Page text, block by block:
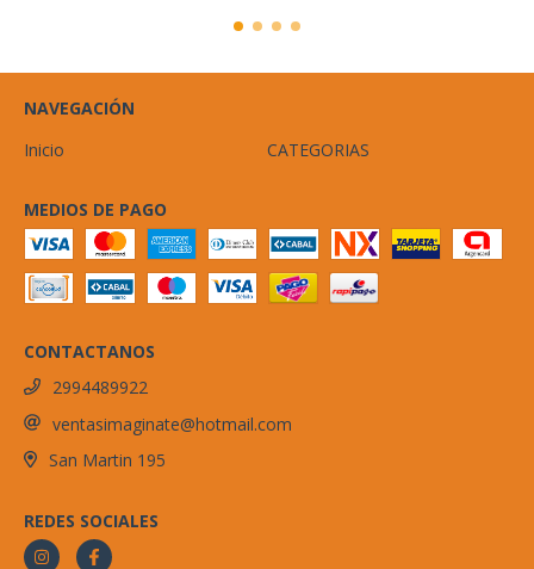
NAVEGACIÓN
Inicio
CATEGORIAS
MEDIOS DE PAGO
CONTACTANOS
2994489922
ventasimaginate@hotmail.com
San Martin 195
REDES SOCIALES